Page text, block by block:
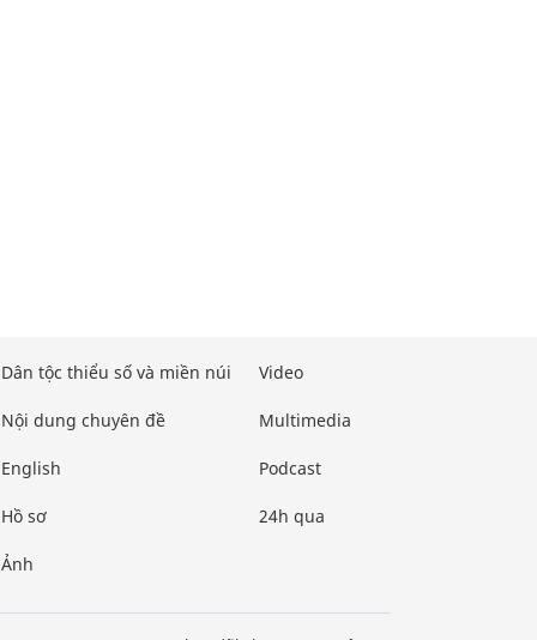
Dân tộc thiểu số và miền núi
Nội dung chuyên đề
English
Hồ sơ
Ảnh
Video
Multimedia
Podcast
24h qua